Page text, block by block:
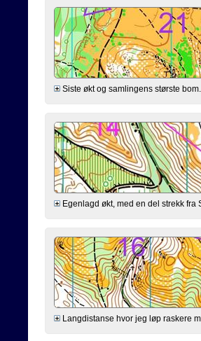
Siste økt og samlingens største
Egenlagd økt, med en del strekk fra
Langdistanse hvor jeg løp raskere